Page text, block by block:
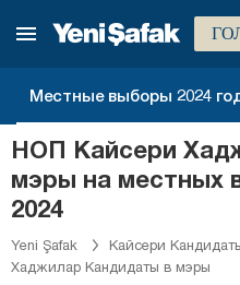
Местные выборы 2024
НОП Кайсери
мэры на местных
2024
Yeni Şafak
Кайсери
Хаджилар Кандидаты в мэры
Хаккяри
Ыгдыр
Ыспарта
Кахраманмараш
Карабюк
Караман